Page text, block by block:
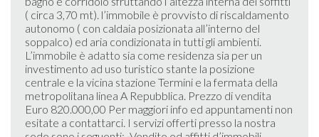
( circa 3,70 mt). l’immobile è provvisto di riscaldamento
autonomo ( con caldaia posizionata all’interno del
soppalco) ed aria condizionata in tutti gli ambienti.
L’immobile è adatto sia come residenza sia per un
investimento ad uso turistico stante la posizione
centrale e la vicina stazione Termini e la fermata della
metropolitana linea A Repubblica. Prezzo di vendita
Euro 820.000,00 Per maggiori info ed appuntamenti non
esitate a contattarci. I servizi offerti presso la nostra